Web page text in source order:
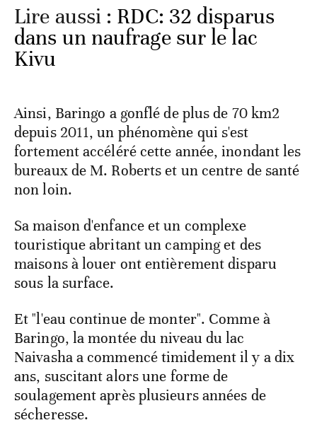
Lire aussi : RDC: 32 disparus
dans un naufrage sur le lac
Kivu
Ainsi, Baringo a gonflé de plus de 70 km2
depuis 2011, un phénomène qui s'est
fortement accéléré cette année, inondant les
bureaux de M. Roberts et un centre de santé
non loin.
Sa maison d'enfance et un complexe
touristique abritant un camping et des
maisons à louer ont entièrement disparu
sous la surface.
Et "l'eau continue de monter". Comme à
Baringo, la montée du niveau du lac
Naivasha a commencé timidement il y a dix
ans, suscitant alors une forme de
soulagement après plusieurs années de
sécheresse.